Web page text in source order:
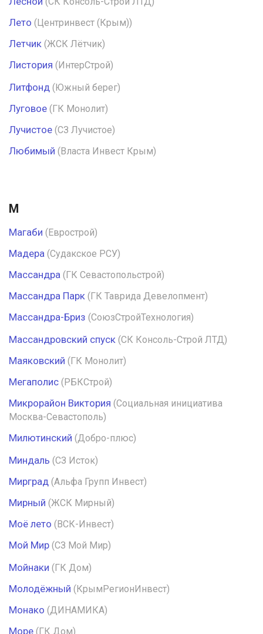
Лето (Центринвест (Крым))
Летчик (ЖСК Лётчик)
Листория (ИнтерСтрой)
Литфонд (Южный берег)
Луговое (ГК Монолит)
Лучистое (СЗ Лучистое)
Любимый (Власта Инвест Крым)
М
Магаби (Еврострой)
Мадера (Судакское РСУ)
Массандра (ГК Севастопольстрой)
Массандра Парк (ГК Таврида Девелопмент)
Массандра-Бриз (СоюзСтройТехнология)
Массандровский спуск (СК Консоль-Строй ЛТД)
Маяковский (ГК Монолит)
Мегаполис (РБКСтрой)
Микрорайон Виктория (Социальная инициатива
Москва-Севастополь)
Милютинский (Добро-плюс)
Миндаль (СЗ Исток)
Мирград (Альфа Групп Инвест)
Мирный (ЖСК Мирный)
Моё лето (ВСК-Инвест)
Мой Мир (СЗ Мой Мир)
Мойнаки (ГК Дом)
Молодёжный (КрымРегионИнвест)
Монако (ДИНАМИКА)
Море (ГК Дом)